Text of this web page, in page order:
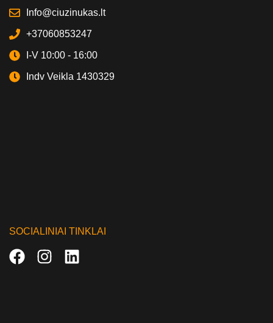
Info@ciuzinukas.lt
+37060853247
I-V 10:00 - 16:00
Indv Veikla 1430329
SOCIALINIAI TINKLAI